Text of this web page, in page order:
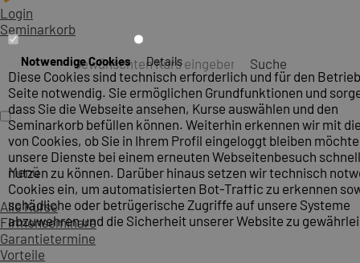
Login
Seminarkorb
Suche
Menü
Alle Kurse
Firmenseminare
Garantietermine
Vorteile
Notwendige Cookies Details
Diese Cookies sind technisch erforderlich und für den
Seite notwendig. Sie ermöglichen Grundfunktionen und
dass Sie die Webseite ansehen, Kurse auswählen und den
Seminarkorb befüllen können. Weiterhin erkennen wir mit
von Cookies, ob Sie in Ihrem Profil eingeloggt bleiben
unsere Dienste bei einem erneuten Webseitenbesuch
nutzen zu können. Darüber hinaus setzen wir technisch
Cookies ein, um automatisierten Bot-Traffic zu erkennen
schädliche oder betrügerische Zugriffe auf unsere Systeme
abzuwehren und die Sicherheit unserer Website zu